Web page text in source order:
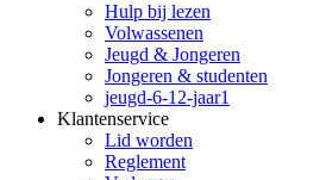
Hulp bij lezen
Volwassenen
Jeugd & Jongeren
Jongeren & studenten
jeugd-6-12-jaar1
Klantenservice
Lid worden
Reglement